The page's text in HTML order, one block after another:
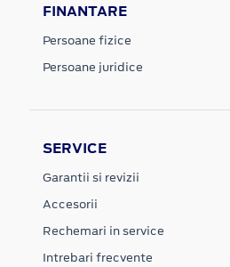
FINANTARE
Persoane fizice
Persoane juridice
SERVICE
Garantii si revizii
Accesorii
Rechemari in service
Intrebari frecvente